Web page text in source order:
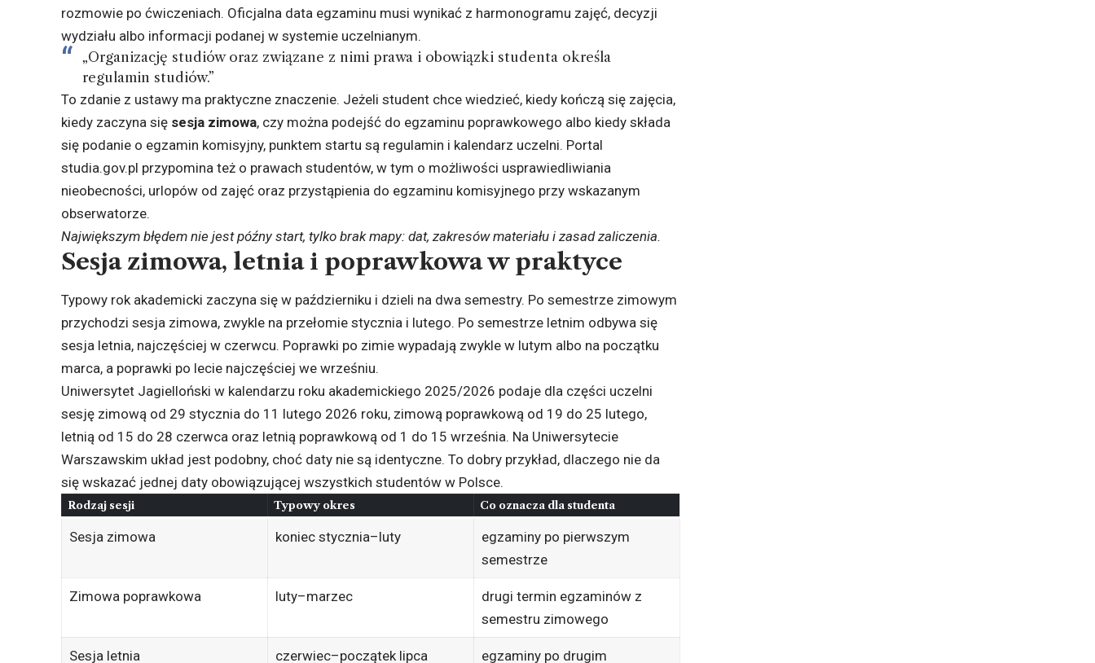
rozmowie po ćwiczeniach. Oficjalna data egzaminu musi wynikać z harmonogramu zajęć, decyzji
wydziału albo informacji podanej w systemie uczelnianym.
„Organizację studiów oraz związane z nimi prawa i obowiązki studenta określa
regulamin studiów.”
To zdanie z ustawy ma praktyczne znaczenie. Jeżeli student chce wiedzieć, kiedy kończą się zajęcia,
kiedy zaczyna się sesja zimowa, czy można podejść do egzaminu poprawkowego albo kiedy składa
się podanie o egzamin komisyjny, punktem startu są regulamin i kalendarz uczelni. Portal
studia.gov.pl przypomina też o prawach studentów, w tym o możliwości usprawiedliwiania
nieobecności, urlopów od zajęć oraz przystąpienia do egzaminu komisyjnego przy wskazanym
obserwatorze.
Największym błędem nie jest późny start, tylko brak mapy: dat, zakresów materiału i zasad zaliczenia.
Sesja zimowa, letnia i poprawkowa w praktyce
Typowy rok akademicki zaczyna się w październiku i dzieli na dwa semestry. Po semestrze zimowym
przychodzi sesja zimowa, zwykle na przełomie stycznia i lutego. Po semestrze letnim odbywa się
sesja letnia, najczęściej w czerwcu. Poprawki po zimie wypadają zwykle w lutym albo na początku
marca, a poprawki po lecie najczęściej we wrześniu.
Uniwersytet Jagielloński w kalendarzu roku akademickiego 2025/2026 podaje dla części uczelni
sesję zimową od 29 stycznia do 11 lutego 2026 roku, zimową poprawkową od 19 do 25 lutego,
letnią od 15 do 28 czerwca oraz letnią poprawkową od 1 do 15 września. Na Uniwersytecie
Warszawskim układ jest podobny, choć daty nie są identyczne. To dobry przykład, dlaczego nie da
się wskazać jednej daty obowiązującej wszystkich studentów w Polsce.
Rodzaj sesji Typowy okres Co oznacza dla studenta
Sesja zimowa koniec stycznia–luty
egzaminy po pierwszym
semestrze
Zimowa poprawkowa luty–marzec
drugi termin egzaminów z
semestru zimowego
Sesja letnia czerwiec–początek lipca
egzaminy po drugim